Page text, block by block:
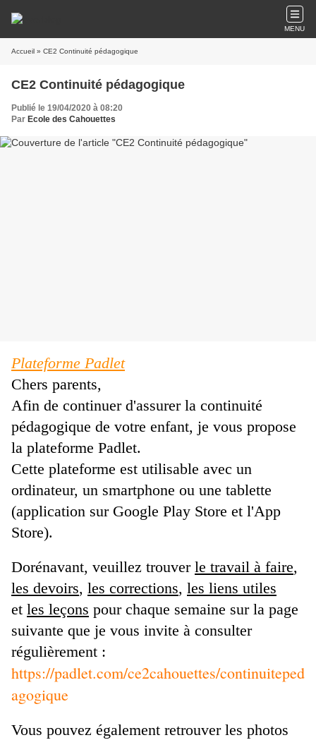
MENU
Accueil » CE2 Continuité pédagogique
CE2 Continuité pédagogique
Publié le 19/04/2020 à 08:20
Par Ecole des Cahouettes
Plateforme Padlet
Chers parents,
Afin de continuer d'assurer la continuité
pédagogique de votre enfant, je vous propose
la plateforme Padlet.
Cette plateforme est utilisable avec un
ordinateur, un smartphone ou une tablette
(application sur Google Play Store et l'App
Store).
Dorénavant, veuillez trouver le travail à faire,
les devoirs, les corrections, les liens utiles
et les leçons pour chaque semaine sur la page
suivante que je vous invite à consulter
régulièrement :
https://padlet.com/ce2cahouettes/continuiteped
agogique
Vous pouvez également retrouver les photos